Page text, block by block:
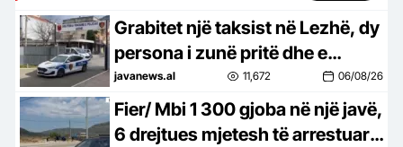
Grabitet një taksist në Lezhë, dy
persona i zunë pritë dhe e
dhunuan, detajet
javanews.al 11,672 06/08/26
Fier/ Mbi 1 300 gjoba në një javë,
6 drejtues mjetesh të arrestuar